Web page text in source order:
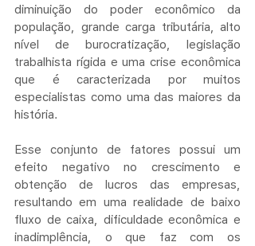
diminuição do poder econômico da
população, grande carga tributária, alto
nível de burocratização, legislação
trabalhista rígida e uma crise econômica
que é caracterizada por muitos
especialistas como uma das maiores da
história.
Esse conjunto de fatores possui um
efeito negativo no crescimento e
obtenção de lucros das empresas,
resultando em uma realidade de baixo
fluxo de caixa, dificuldade econômica e
inadimplência, o que faz com os